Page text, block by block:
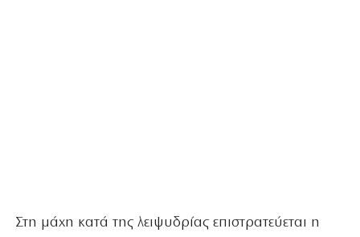
Στη μάχη κατά της λειψυδρίας επιστρατεύεται η